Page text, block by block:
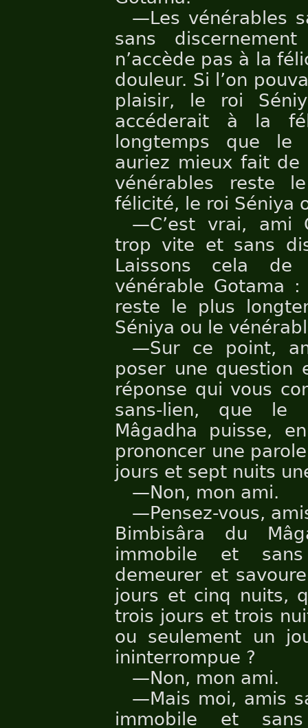
—Les vénérables
sans
n’accède pas à la
douleur. Si l’on
plaisir, le roi
accéderait à la
longtemps que le
auriez mieux fait de
vénérables reste
félicité, le roi Séniya
—C’est vrai, ami
trop vite et sans
Laissons cela
vénérable Gotama
reste le plus
Séniya ou le
—Sur ce point,
poser une question
réponse qui vous
sans-lien, que le
Mâgadha puisse,
prononcer une
jours et sept nuits
—Non, mon ami.
—Pensez-vous,
Bimbisâra du
immobile et
demeurer et
jours et cinq nuits,
trois jours et trois
ou seulement un
ininterrompue ?
—Non, mon ami.
—Mais moi, amis
immobile et